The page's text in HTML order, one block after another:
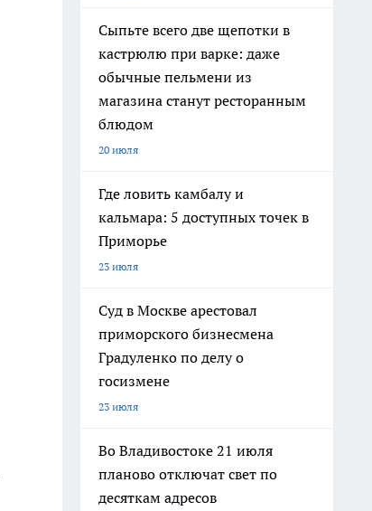
Сыпьте всего две щепотки в
кастрюлю при варке: даже
обычные пельмени из
магазина станут ресторанным
блюдом
20 июля
Где ловить камбалу и
кальмара: 5 доступных точек в
Приморье
23 июля
Суд в Москве арестовал
приморского бизнесмена
Градуленко по делу о
госизмене
23 июля
Во Владивостоке 21 июля
планово отключат свет по
десяткам адресов